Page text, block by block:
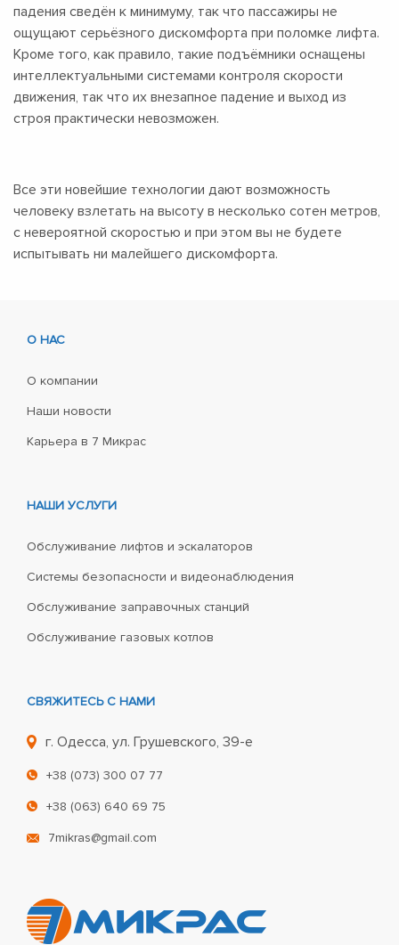
падения сведён к минимуму, так что пассажиры не
ощущают серьёзного дискомфорта при поломке лифта.
Кроме того, как правило, такие подъёмники оснащены
интеллектуальными системами контроля скорости
движения, так что их внезапное падение и выход из
строя практически невозможен.
Все эти новейшие технологии дают возможность
человеку взлетать на высоту в несколько сотен метров,
с невероятной скоростью и при этом вы не будете
испытывать ни малейшего дискомфорта.
О НАС
О компании
Наши новости
Карьера в 7 Микрас
НАШИ УСЛУГИ
Обслуживание лифтов и эскалаторов
Системы безопасности и видеонаблюдения
Обслуживание заправочных станций
Обслуживание газовых котлов
СВЯЖИТЕСЬ С НАМИ
г. Одесса, ул. Грушевского, 39-е
+38 (073) 300 07 77
+38 (063) 640 69 75
7mikras@gmail.com